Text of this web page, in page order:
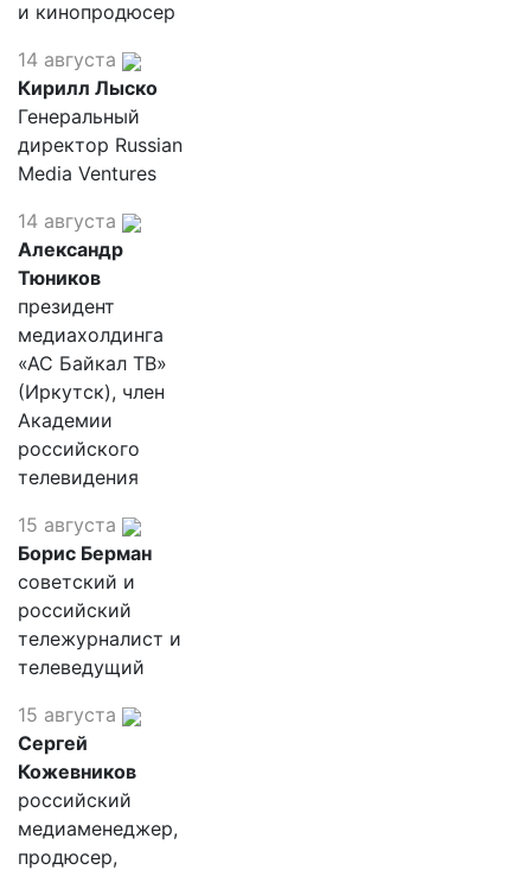
и кинопродюсер
14 августа
Кирилл Лыско
Генеральный
директор Russian
Media Ventures
14 августа
Александр
Тюников
президент
медиахолдинга
«АС Байкал ТВ»
(Иркутск), член
Академии
российского
телевидения
15 августа
Борис Берман
советский и
российский
тележурналист и
телеведущий
15 августа
Сергей
Кожевников
российский
медиаменеджер,
продюсер,